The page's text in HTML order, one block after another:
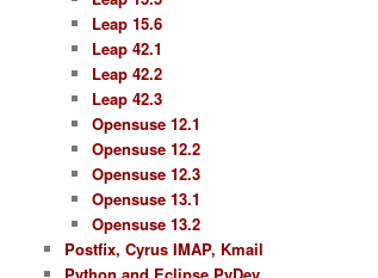
Leap 15.6
Leap 42.1
Leap 42.2
Leap 42.3
Opensuse 12.1
Opensuse 12.2
Opensuse 12.3
Opensuse 13.1
Opensuse 13.2
Postfix, Cyrus IMAP, Kmail
Python and Eclipse PyDev